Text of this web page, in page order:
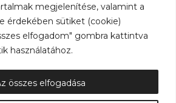
megjelenítése, valamint a
érdekében sütiket (cookie)
elfogadom" gombra kattintva
használatához.
összes elfogadása